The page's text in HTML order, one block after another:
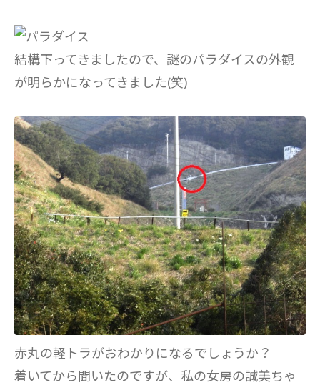
結構下ってきましたので、謎のパラダイスの外観
が明らかになってきました(笑)
赤丸の軽トラがおわかりになるでしょうか？
着いてから聞いたのですが、私の女房の誠美ちゃ